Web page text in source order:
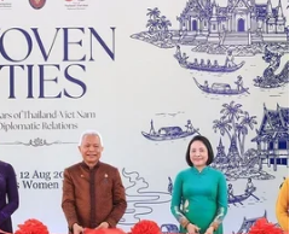
động của việc Nga mở
biệt ở Ukraine.
minh cầm quyền thắng
thượng viện nhưng Thủ
đối mặt với khá nhiều